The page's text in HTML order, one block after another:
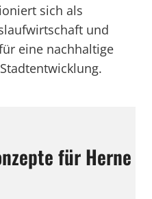
sich als
und
eine nachhaltige
für Herne